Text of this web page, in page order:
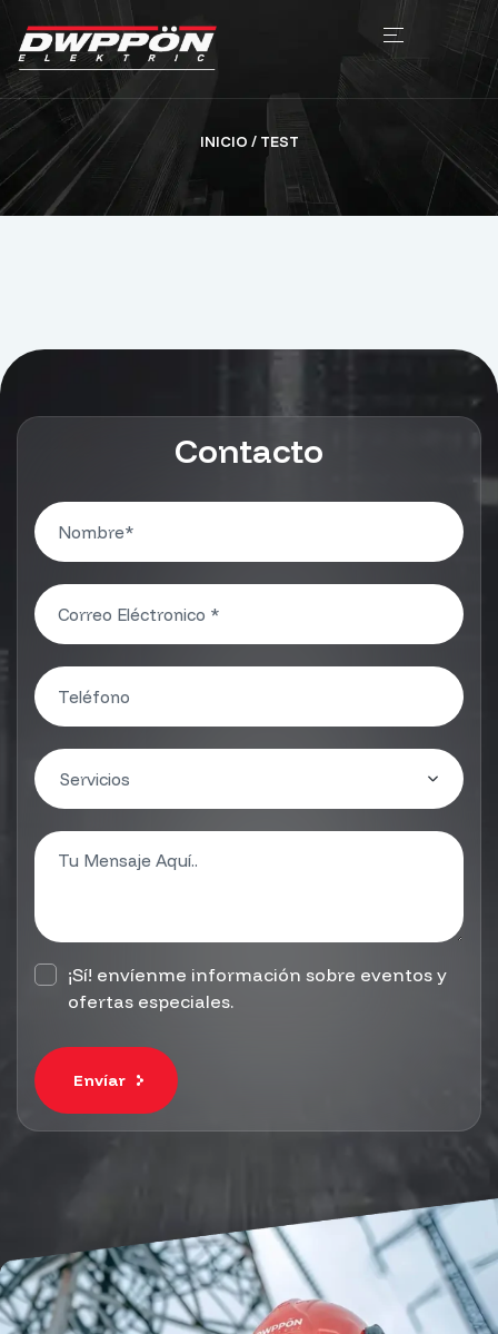
INICIO / TEST
Contacto
¡Sí! envíenme información sobre eventos y
ofertas especiales.
Envíar